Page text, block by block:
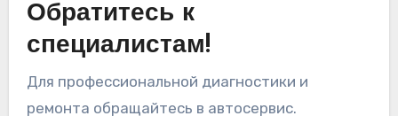
Обратитесь к
специалистам!
Для профессиональной диагностики и
ремонта обращайтесь в автосервис.